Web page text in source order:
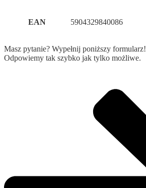
EAN 5904329840086
Masz pytanie? Wypełnij poniższy formularz!
Odpowiemy tak szybko jak tylko możliwe.